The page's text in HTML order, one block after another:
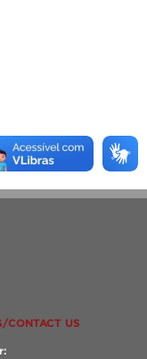
CONTACT US